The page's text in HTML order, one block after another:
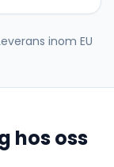
inom EU
hos oss